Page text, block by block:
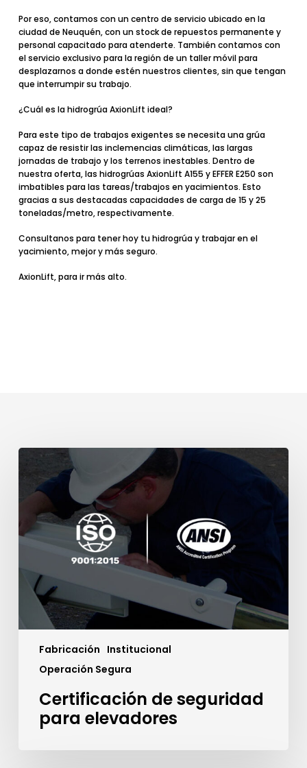
Por eso, contamos con un centro de servicio ubicado en la
ciudad de Neuquén, con un stock de repuestos permanente y
personal capacitado para atenderte. También contamos con
el servicio exclusivo para la región de un taller móvilpara
desplazarnos a donde estén nuestros clientes, sin que tengan
que interrumpir su trabajo.
¿Cuál es la hidrogrúa AxionLift ideal?
Para este tipo de trabajos exigentes se necesita una grúa
capaz de resistir las inclemencias climáticas, las largas
jornadas de trabajo y los terrenos inestables. Dentro de
nuestra oferta, las hidrogrúas AxionLift A155 yEFFER E250 son
imbatibles para las tareas/trabajos en yacimientos. Esto
gracias a sus destacadas capacidades de carga de 15 y 25
toneladas/metro, respectivamente.
Consultanos para tener hoy tu hidrogrúa y trabajar en el
yacimiento, mejor y más seguro.
AxionLift, para ir más alto.
Fabricación Institucional
Operación Segura
Certificación
seguridad
para
Certificación de seguridad
para elevadores